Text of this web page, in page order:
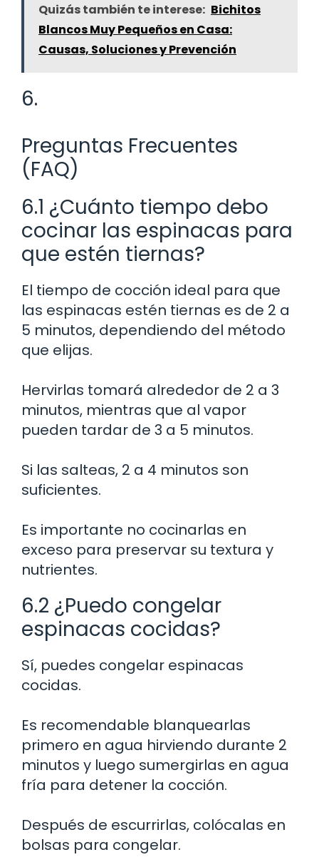
Quizás también te interese: Bichitos
Blancos Muy Pequeños en Casa:
Causas, Soluciones y Prevención
6.
Preguntas Frecuentes
(FAQ)
6.1 ¿Cuánto tiempo debo
cocinar las espinacas para
que estén tiernas?
El tiempo de cocción ideal para que
las espinacas estén tiernas es de 2 a
5 minutos, dependiendo del método
que elijas.
Hervirlas tomará alrededor de 2 a 3
minutos, mientras que al vapor
pueden tardar de 3 a 5 minutos.
Si las salteas, 2 a 4 minutos son
suficientes.
Es importante no cocinarlas en
exceso para preservar su textura y
nutrientes.
6.2 ¿Puedo congelar
espinacas cocidas?
Sí, puedes congelar espinacas
cocidas.
Es recomendable blanquearlas
primero en agua hirviendo durante 2
minutos y luego sumergirlas en agua
fría para detener la cocción.
Después de escurrirlas, colócalas en
bolsas para congelar.